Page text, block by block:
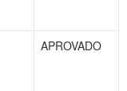
APROVADO